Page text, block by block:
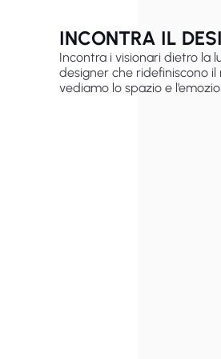
INCONTRA IL
Incontra i visionari dietro la
designer che ridefiniscono il
vediamo lo spazio e